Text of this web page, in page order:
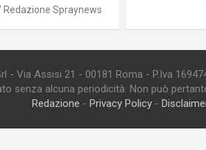
Redazione Spraynews
- Via Assisi 21 - 00181 Roma - P.Iva
senza alcuna periodicità. Non può
Redazione - Privacy Policy-